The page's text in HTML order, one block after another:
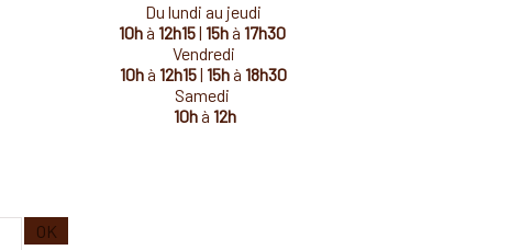
Du lundi au jeudi
10hà 12h15| 15hà 17h30
Vendredi
10hà 12h15| 15hà 18h30
Samedi
10hà 12h
OK